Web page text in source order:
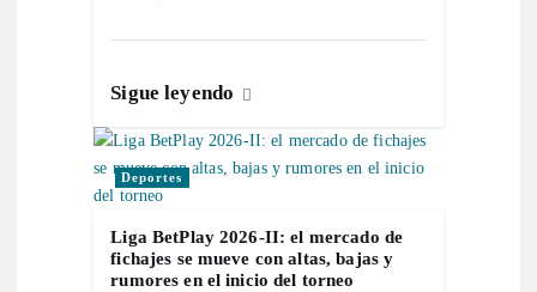
Sigue leyendo
Deportes
Liga BetPlay 2026-II: el mercado de
fichajes se mueve con altas, bajas y
rumores en el inicio del torneo